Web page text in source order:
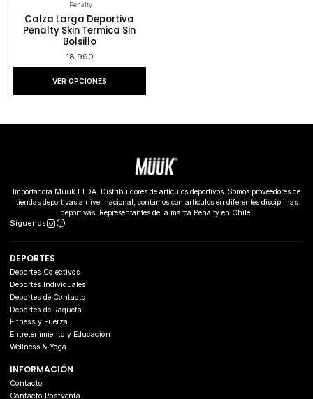
Penalty
Calza Larga Deportiva
Penalty Skin Termica Sin
Bolsillo
18.990
VER OPCIONES
Importadora Muuk LTDA. Distribuidores de artículos deportivos. Somos proveedores de
tiendas deportivas a nivel nacional, contamos con artículos en diferentes disciplinas
deportivas. Representantes de la marca Penalty en Chile.
Síguenos
DEPORTES
Deportes Colectivos
Deportes Individuales
Deportes de Contacto
Deportes de Raqueta
Fitness y Fuerza
Entretenimiento y Educación
Wellness & Yoga
INFORMACIÓN
Contacto
Contacto Postventa